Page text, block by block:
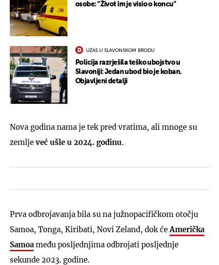
osobe: "Život im je visio o koncu"
UŽAS U SLAVONSKOM BRODU
Policija razrješila teško ubojstvo u
Slavoniji: Jedan ubod bio je koban.
Objavljeni detalji
Nova godina nama je tek pred vratima, ali mnoge su
zemljeveć ušle u 2024. godinu.
Prva odbrojavanja bila su na južnopacifičkom otočju
Samoa, Tonga, Kiribati, Novi Zeland, dok će Američka
Samoa među posljednjima odbrojati posljednje
sekunde 2023. godine.